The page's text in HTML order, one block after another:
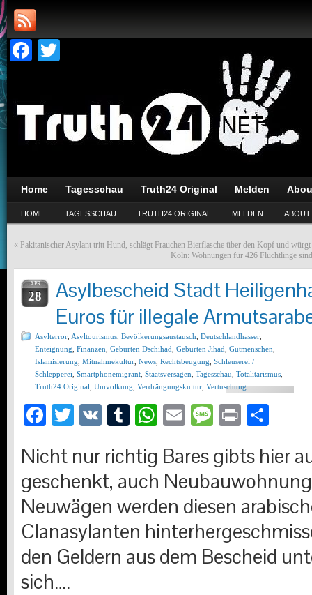
Facebook
Home Tagesschau Truth24 Original Melden
HOME TAGESSCHAU TRUTH24 ORIGINAL MELDEN ABOUT
« Pakitanischer Asylant tritt Hund, schlägt Frauchen Bierflasche über den Kopf und
Köln: Wohnungen für 426 Flüchtlinge
APR
28
Asylbescheid Stadt
Euros für illegale
Asylterror Asyltourismus Bevölkerungsaustausch Deutschlandhasser
Enteignung Finanzen Geburten Dschihad Geburten Jihad Gutmenschen
Islamisierung Mitnahmekultur News Rechtsbeugung Schleuserei /
Schlepperei Smartphonemigrant Staatsversagen Tagesschau Totalitarismus
Truth24 Original Umvolkung Verdrängungskultur Vertuschung
Facebook
Twitter
VK Tumblr
WhatsApp
EmailMessage
Print
Nicht nur richtig Bares gibts hier
geschenkt, auch
Neuwägen werden diesen
Clanasylanten
den Geldern aus dem Bescheid
sich….